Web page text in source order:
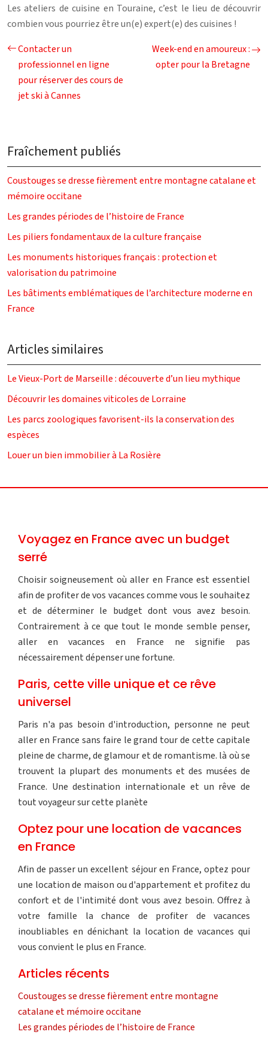
Les ateliers de cuisine en Touraine, c’est le lieu de découvrir
combien vous pourriez être un(e) expert(e) des cuisines !
Contacter un
professionnel en ligne
pour réserver des cours de
jet ski à Cannes
Week-end en amoureux :
opter pour la Bretagne
Fraîchement publiés
Coustouges se dresse fièrement entre montagne catalane et
mémoire occitane
Les grandes périodes de l’histoire de France
Les piliers fondamentaux de la culture française
Les monuments historiques français : protection et
valorisation du patrimoine
Les bâtiments emblématiques de l’architecture moderne en
France
Articles similaires
Le Vieux-Port de Marseille : découverte d’un lieu mythique
Découvrir les domaines viticoles de Lorraine
Les parcs zoologiques favorisent-ils la conservation des
espèces
Louer un bien immobilier à La Rosière
Voyagez en France avec un budget
serré
Choisir soigneusement où aller en France est essentiel
afin de profiter de vos vacances comme vous le souhaitez
et de déterminer le budget dont vous avez besoin.
Contrairement à ce que tout le monde semble penser,
aller en vacances en France ne signifie pas
nécessairement dépenser une fortune.
Paris, cette ville unique et ce rêve
universel
Paris n'a pas besoin d'introduction, personne ne peut
aller en France sans faire le grand tour de cette capitale
pleine de charme, de glamour et de romantisme. là où se
trouvent la plupart des monuments et des musées de
France. Une destination internationale et un rêve de
tout voyageur sur cette planète
Optez pour une location de vacances
en France
Afin de passer un excellent séjour en France, optez pour
une location de maison ou d'appartement et profitez du
confort et de l'intimité dont vous avez besoin. Offrez à
votre famille la chance de profiter de vacances
inoubliables en dénichant la location de vacances qui
vous convient le plus en France.
Articles récents
Coustouges se dresse fièrement entre montagne
catalane et mémoire occitane
Les grandes périodes de l’histoire de France